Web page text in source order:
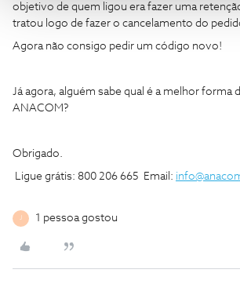
objetivo de quem ligou era fazer uma
tratou logo de fazer o cancelamento do
Agora não consigo pedir um código novo!
Já agora, alguém sabe qual é a melhor forma
ANACOM?
Obrigado.
Ligue grátis: 800 206 665 Email:
J 1 pessoa gostou